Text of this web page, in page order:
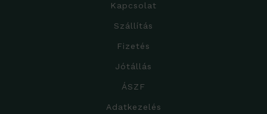
Kapcsolat
Szállítás
Fizetés
Jótállás
ÁSZF
Adatkezelés